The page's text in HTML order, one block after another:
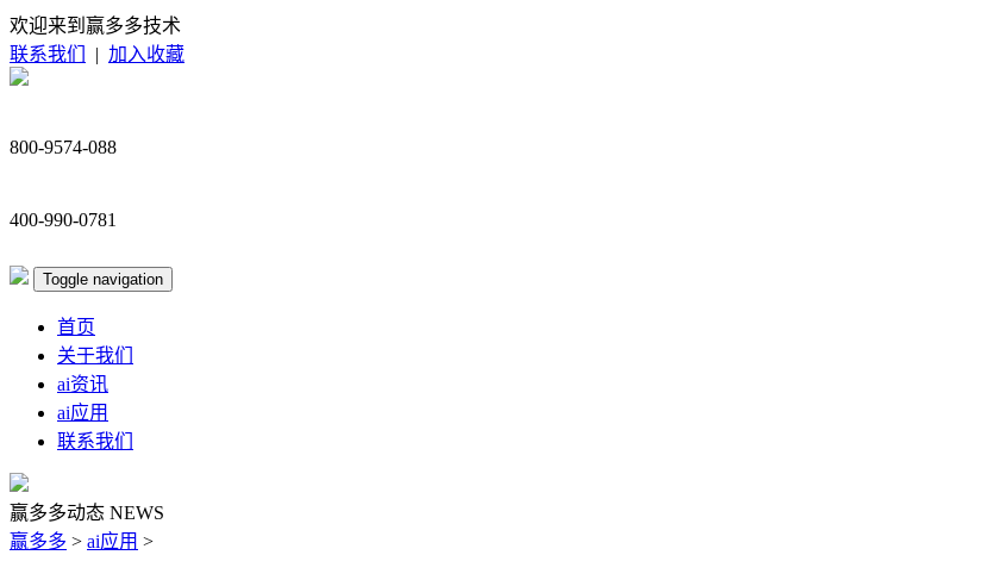
欢迎来到赢多多技术
联系我们
| 加入收藏
800-9574-088
400-990-0781
Toggle navigation
首页
关于我们
ai资讯
ai应用
联系我们
赢多多动态 NEWS
赢多多 > ai应用 >